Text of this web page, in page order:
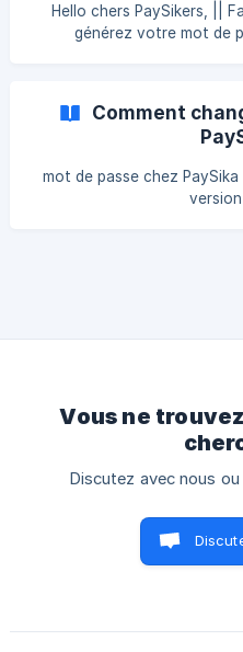
Hello chers PaySikers, ||
générez votre mot de
d’être la cible d’un pirate,
difficile à deviner • Ne
risques de
Comment
mot de passe chez
Vous ne
Discutez avec nous